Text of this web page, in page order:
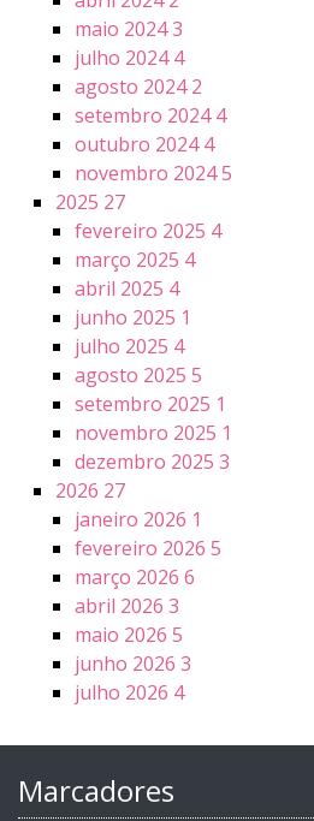
maio 20243
julho 20244
agosto 20242
setembro 20244
outubro 20244
novembro 20245
2025 27
fevereiro 2025 4
março 2025 4
abril 2025 4
junho 2025 1
julho 2025 4
agosto 2025 5
setembro 2025 1
novembro 2025 1
dezembro 2025 3
2026 27
janeiro 2026 1
fevereiro 2026 5
março 2026 6
abril 2026 3
maio 2026 5
junho 2026 3
julho 2026 4
Marcadores